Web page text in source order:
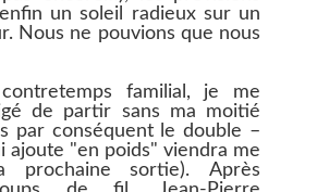
un soleil radieux sur un
Nous ne pouvions que nous
familial, je me
de partir sans ma moitié
par conséquent le double –
ajoute "en poids" viendra me
prochaine sortie). Après